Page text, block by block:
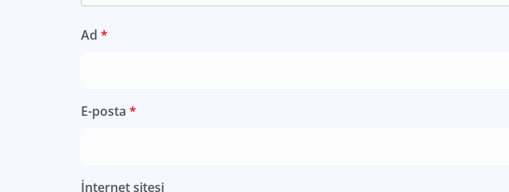
Ad *
E-posta *
İnternet sitesi